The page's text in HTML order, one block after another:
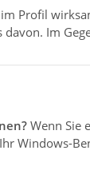
Profil
davon. Im
Wenn Sie
Windows-